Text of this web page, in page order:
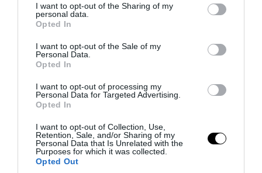
not limited to your visit or usage behaviour. You may click to
grant or deny consent to Google and its third-party tags to
use your data for below specified purposes in below Google
consent section.
I want to opt-out of the Sharing of my
personal data.
Opted In
I want to opt-out of the Sale of my
Personal Data.
Opted In
I want to opt-out of processing my
Personal Data for Targeted Advertising.
Opted In
I want to opt-out of Collection, Use,
Retention, Sale, and/or Sharing of my
Personal Data that Is Unrelated with the
Purposes for which it was collected.
Opted Out
PRONEWS.GR /ΟΙΚΟΝΟΜΙΑ
Σε επίπεδα ρεκόρ το δημόσιο χρέος της
Γερμανίας: Η οικονομική «ναυαρχίδα» της
ΕΕ έφτασε τα 151 δισ. ευρώ το 2025!
01.08.2026 | 14:47